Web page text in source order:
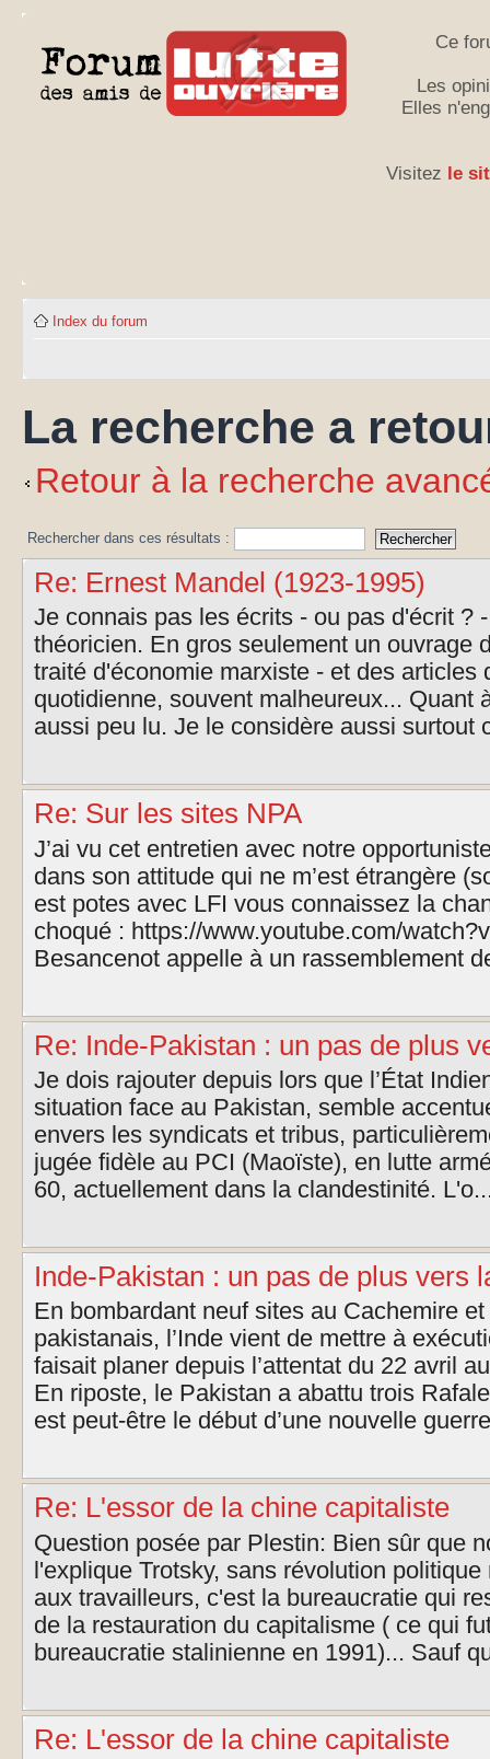
Ce
Les
Elles
Visitez le
Index du forum
La recherche a
Retour à la recherche
Rechercher dans ces résultats :
Re: Ernest Mandel (1923-1995)
Je connais pas les écrits - ou pas d'écrit ?
théoricien. En gros seulement un ouvrage
traité d'économie marxiste - et des articles
quotidienne, souvent malheureux... Quant
aussi peu lu. Je le considère aussi surtout
Re: Sur les sites NPA
J’ai vu cet entretien avec notre
dans son attitude qui ne m’est étrangère
est potes avec LFI vous connaissez la
choqué : https://www.youtube.com/
Besancenot appelle à un rassemblement
Re: Inde-Pakistan : un pas de plus
Je dois rajouter depuis lors que l’État
situation face au Pakistan, semble
envers les syndicats et tribus,
jugée fidèle au PCI (Maoïste), en lutte
60, actuellement dans la clandestinité.
Inde-Pakistan : un pas de plus vers
En bombardant neuf sites au Cachemire
pakistanais, l’Inde vient de mettre à
faisait planer depuis l’attentat du 22 avril
En riposte, le Pakistan a abattu trois
est peut-être le début d’une nouvelle
Re: L'essor de la chine capitaliste
Question posée par Plestin: Bien sûr que
l'explique Trotsky, sans révolution
aux travailleurs, c'est la bureaucratie qui
de la restauration du capitalisme ( ce qui
bureaucratie stalinienne en 1991)... Sauf
Re: L'essor de la chine capitaliste